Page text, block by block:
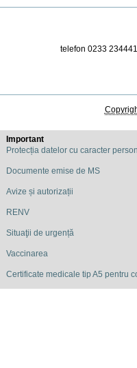
telefon 0233
Important
Protecția datelor cu caracter
Documente emise de MS
Avize și autorizații
RENV
Situaţii de urgență
Vaccinarea
Certificate medicale tip A5 pentru